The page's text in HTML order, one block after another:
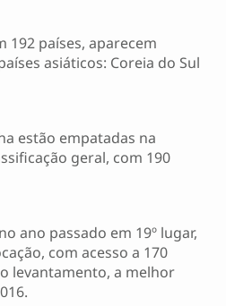
192 países, aparecem
asiáticos: Coreia do Sul
estão empatadas na
geral, com 190
ano passado em 19º lugar,
com acesso a 170
levantamento, a melhor